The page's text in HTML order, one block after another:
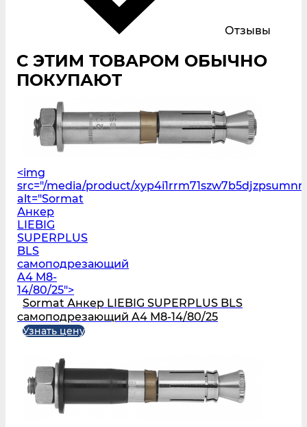
Отзывы
С ЭТИМ ТОВАРОМ ОБЫЧНО
ПОКУПАЮТ
<img
src="/media/product/
alt="Sormat
Анкер
LIEBIG
SUPERPLUS
BLS
самоподрезающий
A4 M8-
14/80/25">
Sormat Анкер LIEBIG SUPERPLUS BLS
самоподрезающий A4 M8-14/80/25
Узнать цену